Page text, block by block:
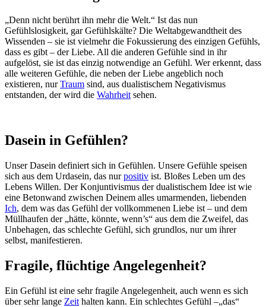
„Denn nicht berührt ihn mehr die Welt.“ Ist das nun
Gefühlslosigkeit, gar Gefühlskälte? Die Weltabgewandtheit des
Wissenden – sie ist vielmehr die Fokussierung des einzigen Gefühls,
dass es gibt – der Liebe. All die anderen Gefühle sind in ihr
aufgelöst, sie ist das einzig notwendige an Gefühl. Wer erkennt, dass
alle weiteren Gefühle, die neben der Liebe angeblich noch
existieren, nurTraum sind, aus dualistischem Negativismus
entstanden, der wird die Wahrheit sehen.
Dasein in Gefühlen?
Unser Dasein definiert sich in Gefühlen. Unsere Gefühle speisen
sich aus dem Urdasein, das nurpositiv ist. Bloßes Leben um des
Lebens Willen. Der Konjuntivismus der dualistischem Idee ist wie
eine Betonwand zwischen Deinem alles umarmenden, liebenden
Ich, dem was das Gefühl der vollkommenen Liebe ist – und dem
Müllhaufen der „hätte, könnte, wenn’s“ aus dem die Zweifel, das
Unbehagen, das schlechte Gefühl, sich grundlos, nur um ihrer
selbst, manifestieren.
Fragile, flüchtige Angelegenheit?
Ein Gefühl ist eine sehr fragile Angelegenheit, auch wenn es sich
über sehr lange Zeit halten kann. Ein schlechtes Gefühl –„das“